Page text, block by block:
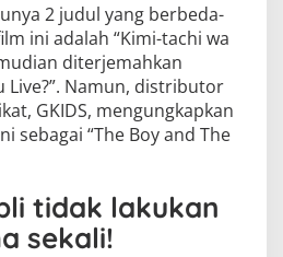
2 judul yang berbeda-
ini adalah “Kimi-tachi wa
diterjemahkan
Live?”. Namun, distributor
GKIDS, mengungkapkan
sebagai “The Boy and The
tidak lakukan
sekali!